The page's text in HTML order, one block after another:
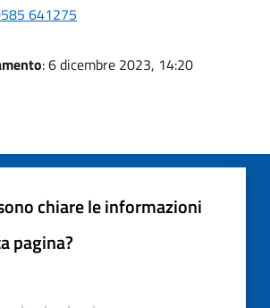
641275
: 6 dicembre 2023, 14:20
chiare le informazioni
pagina?